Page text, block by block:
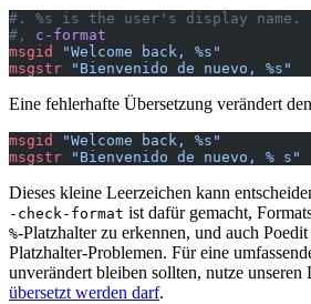
#. %s is the user's display name.
#, c-format
msgid
"Welcome back, %s"
msgstr "Bienvenido de nuevo, %s"
Eine fehlerhafte Übersetzung verändert
msgid
"Welcome back, %s"
msgstr "Bienvenido de nuevo, % s"
Dieses kleine Leerzeichen kann
-check-format ist dafür gemacht,
%-Platzhalter zu erkennen, und auch
Platzhalter-Problemen. Für eine
unverändert bleiben sollten, nutze unseren
übersetzt werden darf.